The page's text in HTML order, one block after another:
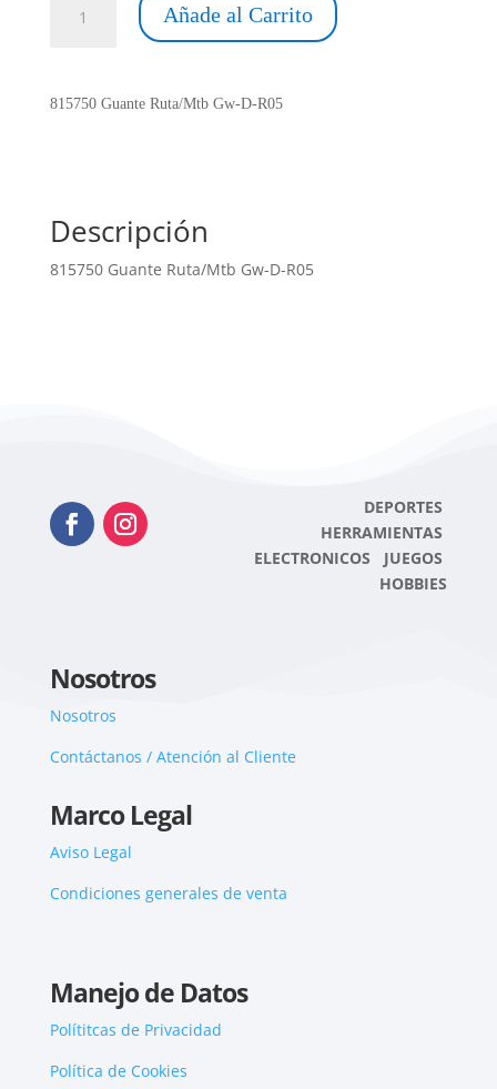
Guante
D-
Añade al Carrito
815750 Guante Ruta/Mtb Gw-D-R05
Descripción
815750 Guante Ruta/Mtb Gw-D-R05
DEPORTES
HERRAMIENTAS
ELECTRONICOS JUEGOS
HOBBIES
Nosotros
Nosotros
Contáctanos / Atención al Cliente
Marco Legal
Aviso Legal
Condiciones generales de venta
Manejo de Datos
Polítitcas de Privacidad
Política de Cookies